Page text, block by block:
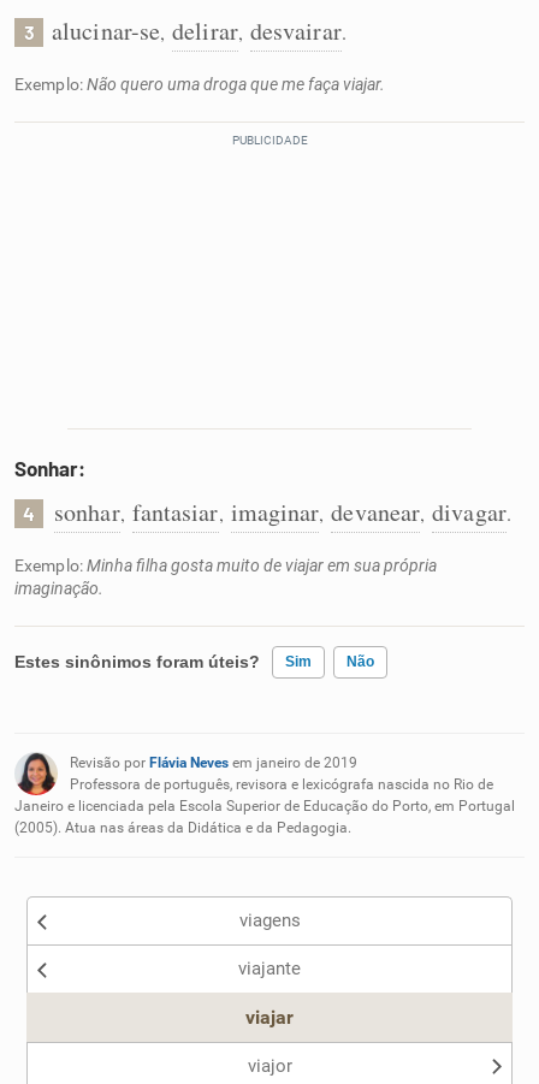
3 alucinar-se, delirar, desvairar.
Exemplo:Não quero uma droga que me faça viajar.
Sonhar:
4 sonhar, fantasiar, imaginar, devanear, divagar.
Exemplo:Minha filha gosta muito de viajar em sua própria
imaginação.
Estes sinônimos foram úteis? Sim Não
Nenhum dos sinônimos apresentados me ajudou
Outro
Revisão por Flávia Neves em janeiro de 2019
Professora de português, revisora e lexicógrafa nascida no Rio de
Janeiro e licenciada pela Escola Superior de Educação do Porto, em Portugal
(2005). Atua nas áreas da Didática e da Pedagogia.
viagens
viajante
viajar
viajor